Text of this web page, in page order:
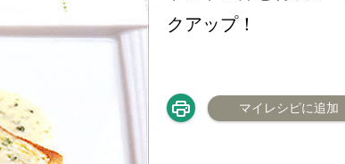
クアップ！
マイレシピに追加